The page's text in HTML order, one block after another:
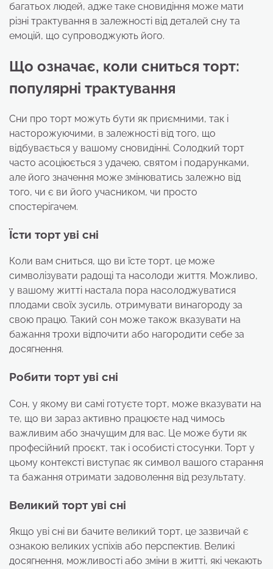
багатьох людей, адже таке сновидіння може мати
різні трактування в залежності від деталей сну та
емоцій, що супроводжують його.
Що означає, коли сниться торт:
популярні трактування
Сни про торт можуть бути як приємними, так і
насторожуючими, в залежності від того, що
відбувається у вашому сновидінні. Солодкий торт
часто асоціюється з удачею, святом і подарунками,
але його значення може змінюватись залежно від
того, чи є ви його учасником, чи просто
спостерігачем.
Їсти торт уві сні
Коли вам сниться, що ви їсте торт, це може
символізувати радощі та насолоди життя. Можливо,
у вашому житті настала пора насолоджуватися
плодами своїх зусиль, отримувати винагороду за
свою працю. Такий сон може також вказувати на
бажання трохи відпочити або нагородити себе за
досягнення.
Робити торт уві сні
Сон, у якому ви самі готуєте торт, може вказувати на
те, що ви зараз активно працюєте над чимось
важливим або значущим для вас. Це може бути як
професійний проєкт, так і особисті стосунки. Торт у
цьому контексті виступає як символ вашого старання
та бажання отримати задоволення від результату.
Великий торт уві сні
Якщо уві сні ви бачите великий торт, це зазвичай є
ознакою великих успіхів або перспектив. Великі
досягнення, можливості або зміни в житті, які чекають